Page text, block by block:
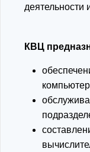
деятельности
КВЦ